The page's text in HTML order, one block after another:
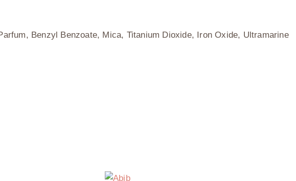
Benzyl Benzoate, Mica, Titanium Dioxide, Iron Oxide, Ultramarine